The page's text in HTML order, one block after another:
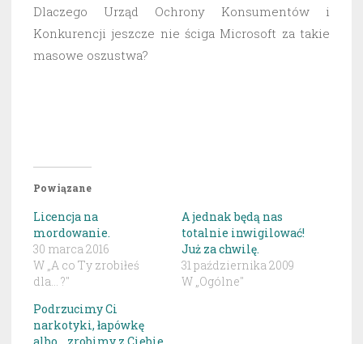
Dlaczego Urząd Ochrony Konsumentów i
Konkurencji jeszcze nie ściga Microsoft za takie
masowe oszustwa?
Powiązane
Licencja na
mordowanie.
30 marca 2016
W „A co Ty zrobiłeś
dla... ?"
A jednak będą nas
totalnie inwigilować!
Już za chwilę.
31 października 2009
W „Ogólne"
Podrzucimy Ci
narkotyki, łapówkę